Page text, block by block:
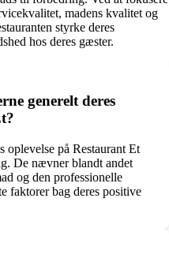
madens kvalitet og
styrke deres
hos deres gæster.
generelt deres
oplevelse på Restaurant Et
De nævner blandt andet
og den professionelle
faktorer bag deres positive